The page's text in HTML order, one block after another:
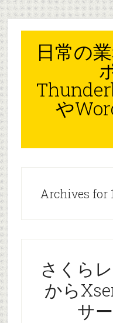
Skip
to
content
Skip
to
primary
sidebar
Skip
to
footer
日常の
や
Archives for
さくら
から
サ